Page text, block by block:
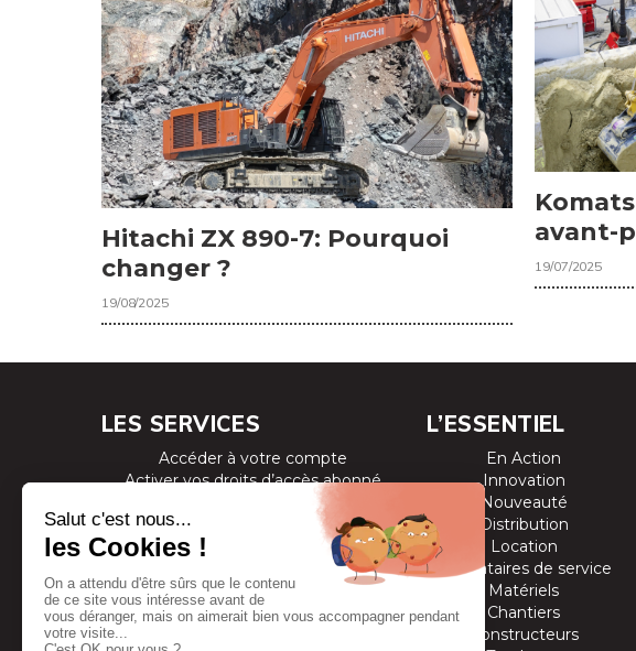
Hitachi ZX 890-7: Pourquoi
changer ?
19/08/2025
avant-
19/07/2025
LES SERVICES
Accéder à votre compte
Activer vos droits d’accès abonné
Consulter les magazines
S’inscrire aux newsletters
Devenir annonceur
Se connecter à l’extranet annonceur
Nous contacter
L’ESSENTIEL
En Action
Innovation
Nouveauté
Distribution
Location
Prestataires de service
Matériels
Chantiers
Constructeurs